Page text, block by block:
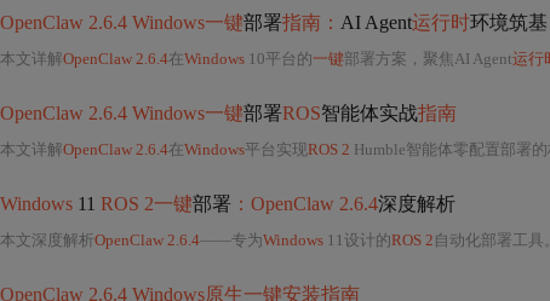
OpenClaw 2.6.4 Windows一键部署指南： AI Agent运行时环境筑基
本文详解OpenClaw 2.6.4在Windows 10平台的一键部署方案，聚焦AI Agent运行
OpenClaw 2.6.4 Windows一键部署ROS智能体实战指南
本文详解OpenClaw 2.6.4在Windows平台实现ROS 2 Humble智能体零配置部署
Windows 11 ROS 2一键部署 ：OpenClaw 2.6.4深度解析
本文深度解析OpenClaw 2.6.4——专为Windows 11设计的ROS 2 自动化部署工具
OpenClaw 2.6.4 Windows原生一键安装指南